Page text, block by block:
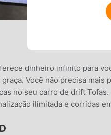
dinheiro infinito para
Você não precisa mais
no seu carro de drift
ilimitada e corridas